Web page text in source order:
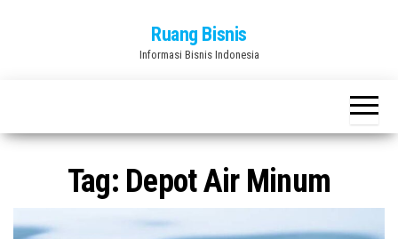
Ruang Bisnis
Informasi Bisnis Indonesia
Tag: Depot Air Minum